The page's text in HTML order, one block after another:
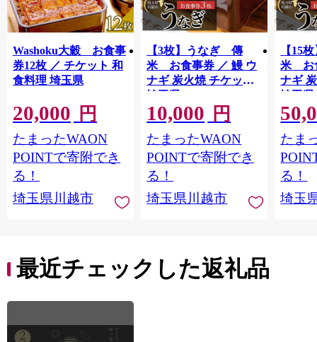
Washoku大穀 お食事
券12枚 ／ チケット 和
食料理 埼玉県
20,000 円
たまったWAON
POINTで寄附でき
る！
埼玉県川越市
【3枚】うなぎ 傳
米 お食事券 ／ 鰻 ウ
ナギ 炭火焼 チケット
埼玉県
10,000 円
たまったWAON
POINTで寄附でき
る！
埼玉県川越市
【15
米 お
ナギ
埼玉県
たま
る！
埼玉
最近チェックした返礼品